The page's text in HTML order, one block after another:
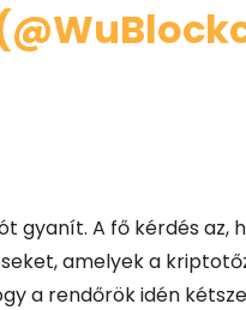
gyanít. A fő kérdés az,
amelyek a
a rendőrök idén